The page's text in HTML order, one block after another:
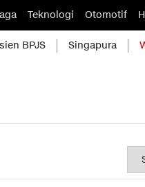
Teknologi Otomotif
BPJS Singapura